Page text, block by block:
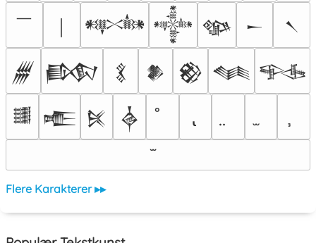
￣
𒀰 𒀱 𒀲 𒀸 𒀹
𒁂 𒁃 𒃽 𒆎 𒆙 𒈝 𒊎
𒌃 𒍫 𒍮 𒎓
Flere Karakterer ▸▸